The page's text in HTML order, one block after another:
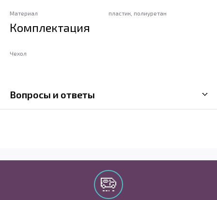
Материал пластик, полиуретан
Комплектация
Чехол
Вопросы и ответы